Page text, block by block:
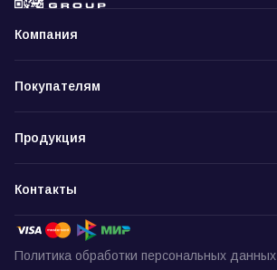
Компания
Покупателям
Продукция
Контакты
Политика обработки персональных данных